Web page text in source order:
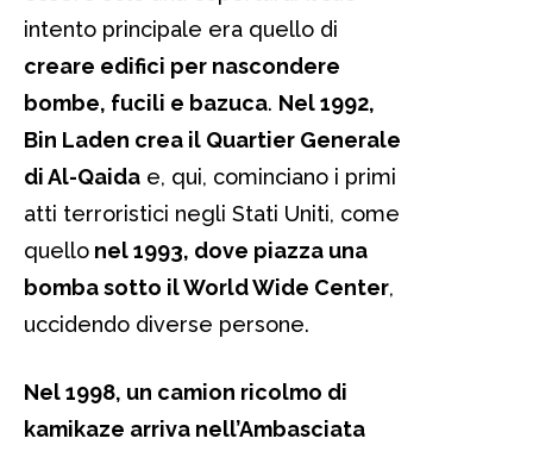
intento principale era quello di
creare edifici per nascondere
bombe, fucili e bazuca. Nel 1992,
Bin Laden crea il Quartier Generale
di Al-Qaida e, qui, cominciano i primi
atti terroristici negli Stati Uniti, come
quello nel 1993, dove piazza una
bomba sotto il World Wide Center,
uccidendo diverse persone.
Nel 1998, un camion ricolmo di
kamikaze arriva nell’Ambasciata